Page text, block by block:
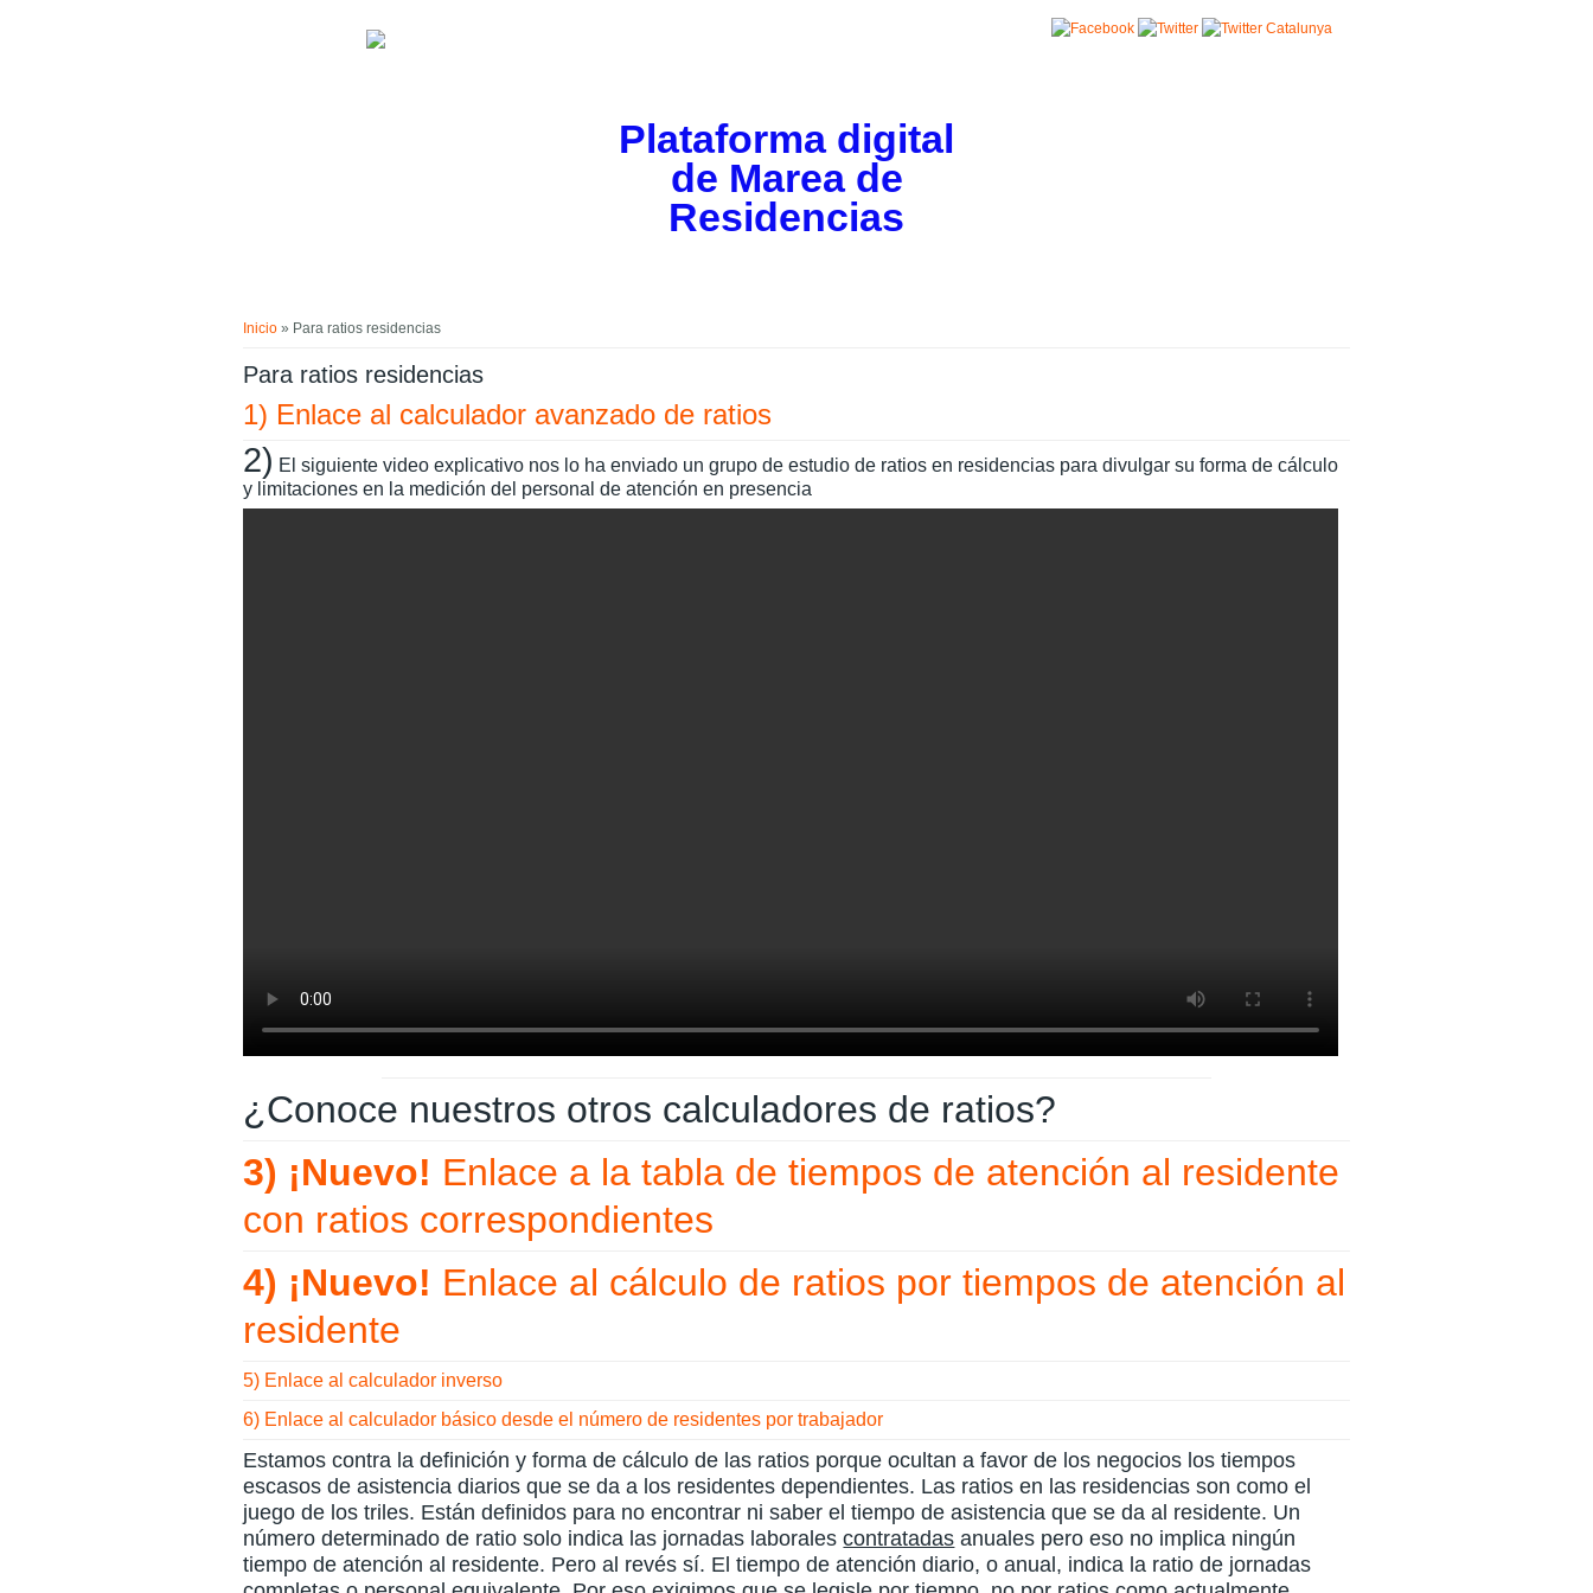
Plataforma digital
de Marea de
Residencias
Inicio » Para ratios residencias
Para ratios residencias
1) Enlace al calculador avanzado de ratios
2) El siguiente video explicativo nos lo ha enviado un grupo de estudio de ratios en residencias para divulgar su forma de cálculo
y limitaciones en la medición del personal de atención en presencia
¿Conoce nuestros otros calculadores de ratios?
3) ¡Nuevo! Enlace a la tabla de tiempos de atención al residente
con ratios correspondientes
4) ¡Nuevo! Enlace al cálculo de ratios por tiempos de atención al
residente
5) Enlace al calculador inverso
6) Enlace al calculador básico desde el número de residentes por trabajador
Estamos contra la definición y forma de cálculo de las ratios porque ocultan a favor de los negocios los tiempos
escasos de asistencia diarios que se da a los residentes dependientes. Las ratios en las residencias son como el
juego de los triles. Están definidos para no encontrar ni saber el tiempo de asistencia que se da al residente. Un
número determinado de ratio solo indica las jornadas laboralescontratadas anuales pero eso no implica ningún
tiempo de atención al residente. Pero al revés sí. El tiempo de atención diario, o anual, indica la ratio de jornadas